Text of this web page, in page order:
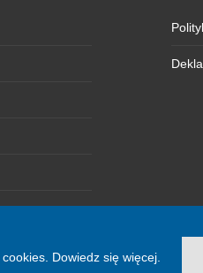
Dowiedz się więcej.